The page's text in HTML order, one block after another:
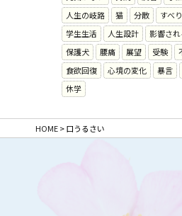
人生の岐路
猫 分散 すべ
学生生活
人生設計 影響され
保護犬
腰痛 展望 受験
食欲回復
心境の変化 暴言
休学
HOME>口うるさい